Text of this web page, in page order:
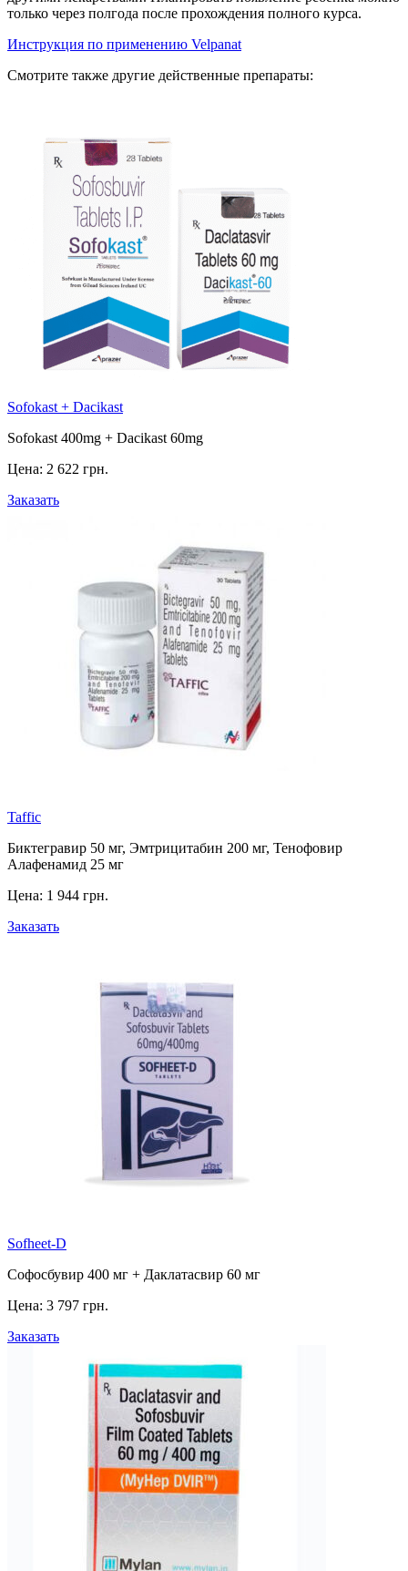
только через полгода после прохождения полного курса.
Инструкция по применению Velpanat
Смотрите также другие действенные препараты:
Sofokast + Dacikast
Sofokast 400mg + Dacikast 60mg
Цена: 2 622 грн.
Заказать
Taffic
Биктегравир 50 мг, Эмтрицитабин 200 мг, Тенофовир
Алафенамид 25 мг
Цена: 1 944 грн.
Заказать
Sofheet-D
Софосбувир 400 мг + Даклатасвир 60 мг
Цена: 3 797 грн.
Заказать